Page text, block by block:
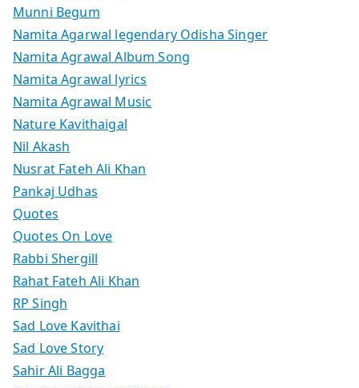
Munni Begum
Namita Agarwal legendary Odisha Singer
Namita Agrawal Album Song
Namita Agrawal lyrics
Namita Agrawal Music
Nature Kavithaigal
Nil Akash
Nusrat Fateh Ali Khan
Pankaj Udhas
Quotes
Quotes On Love
Rabbi Shergill
Rahat Fateh Ali Khan
RP Singh
Sad Love Kavithai
Sad Love Story
Sahir Ali Bagga